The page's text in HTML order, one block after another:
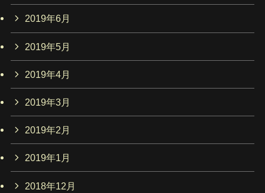
2019年6月
2019年5月
2019年4月
2019年3月
2019年2月
2019年1月
2018年12月